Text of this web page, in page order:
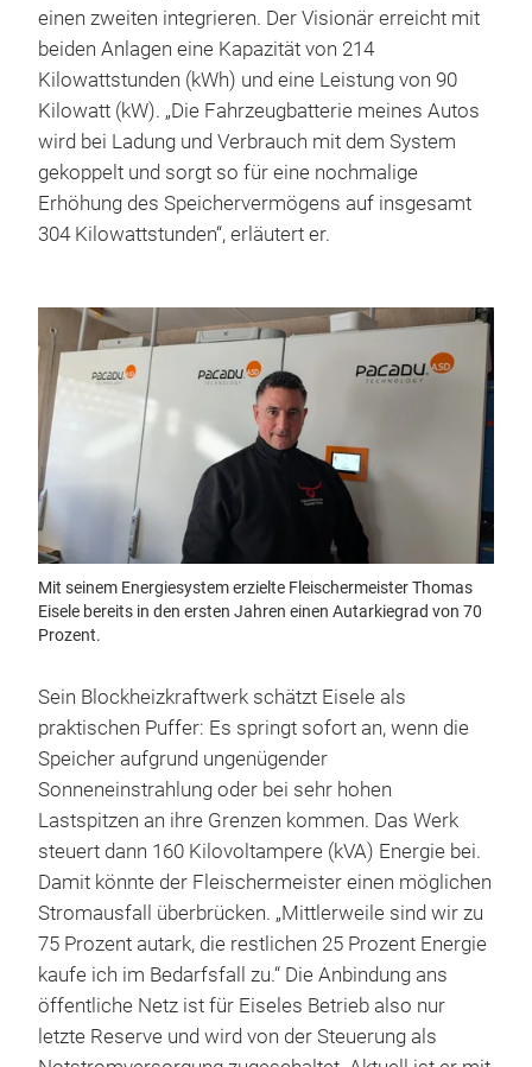
einen zweiten integrieren. Der Visionär erreicht mit
beiden Anlagen eine Kapazität von 214
Kilowattstunden (kWh) und eine Leistung von 90
Kilowatt (kW). „Die Fahrzeugbatterie meines Autos
wird bei Ladung und Verbrauch mit dem System
gekoppelt und sorgt so für eine nochmalige
Erhöhung des Speichervermögens auf insgesamt
304 Kilowattstunden“, erläutert er.
Mit seinem Energiesystem erzielte Fleischermeister Thomas
Eisele bereits in den ersten Jahren einen Autarkiegrad von 70
Prozent.
Sein Blockheizkraftwerk schätzt Eisele als
praktischen Puffer: Es springt sofort an, wenn die
Speicher aufgrund ungenügender
Sonneneinstrahlung oder bei sehr hohen
Lastspitzen an ihre Grenzen kommen. Das Werk
steuert dann 160 Kilovoltampere (kVA) Energie bei.
Damit könnte der Fleischermeister einen möglichen
Stromausfall überbrücken. „Mittlerweile sind wir zu
75 Prozent autark, die restlichen 25 Prozent Energie
kaufe ich im Bedarfsfall zu.“ Die Anbindung ans
öffentliche Netz ist für Eiseles Betrieb also nur
letzte Reserve und wird von der Steuerung als